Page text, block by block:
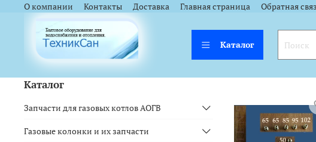
О компании Контакты Доставка Главная страница Обратная
Каталог
Каталог
Запчасти для газовых котлов АОГВ
Газовые колонки и их запчасти
<a href="https://webmaster.yandex.ru/siteinfo/?site=https://www.tskl.ru"><img
<a href="https://webmaster.yandex.ru/siteinfo/?site=https://www.tskl.ru"><img